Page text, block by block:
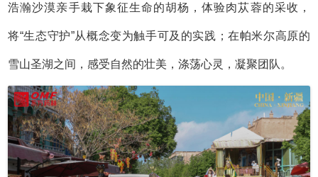
浩瀚沙漠亲手栽下象征生命的胡杨，体验肉苁蓉的采收，
将“生态守护”从概念变为触手可及的实践；在帕米尔高原的
雪山圣湖之间，感受自然的壮美，涤荡心灵，凝聚团队。